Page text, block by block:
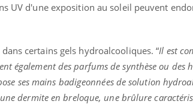
UV d'une exposition au soleil peuvent
certains gels hydroalcooliques. “Il est
également des parfums de synthèse ou des
ses mains badigeonnées de solution
dermite en breloque, une brûlure